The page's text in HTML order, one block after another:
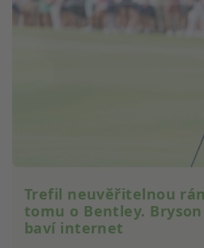
Trefil neuvěřitelnou
tomu o Bentley. Bryson
baví internet